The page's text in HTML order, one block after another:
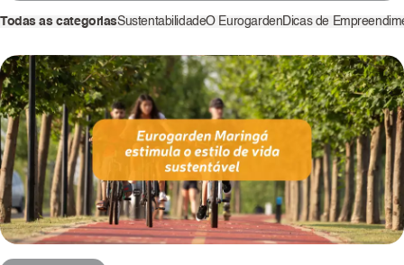
Todas as categoriasSustentabilidadeO EurogardenDicas de